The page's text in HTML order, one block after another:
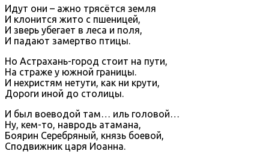
Идут они – ажно трясётся земля
И клонится жито с пшеницей,
И зверь убегает в леса и поля,
И падают замертво птицы.
Но Астрахань-город стоит на пути,
На страже у южной границы.
И нехристям нетути, как ни крути,
Дороги иной до столицы.
И был воеводой там… иль головой…
Ну, кем-то, навродь атамана,
Боярин Серебряный, князь боевой,
Сподвижник царя Иоанна.